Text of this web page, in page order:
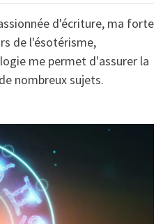
d'écriture, ma forte
de l'ésotérisme,
me permet d'assurer la
nombreux sujets.